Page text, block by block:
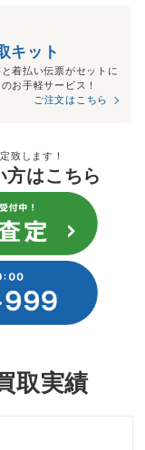
キット
着払い伝票がセットに
お手軽サービス！
ご注文はこちら
致します！
方はこちら
取実績